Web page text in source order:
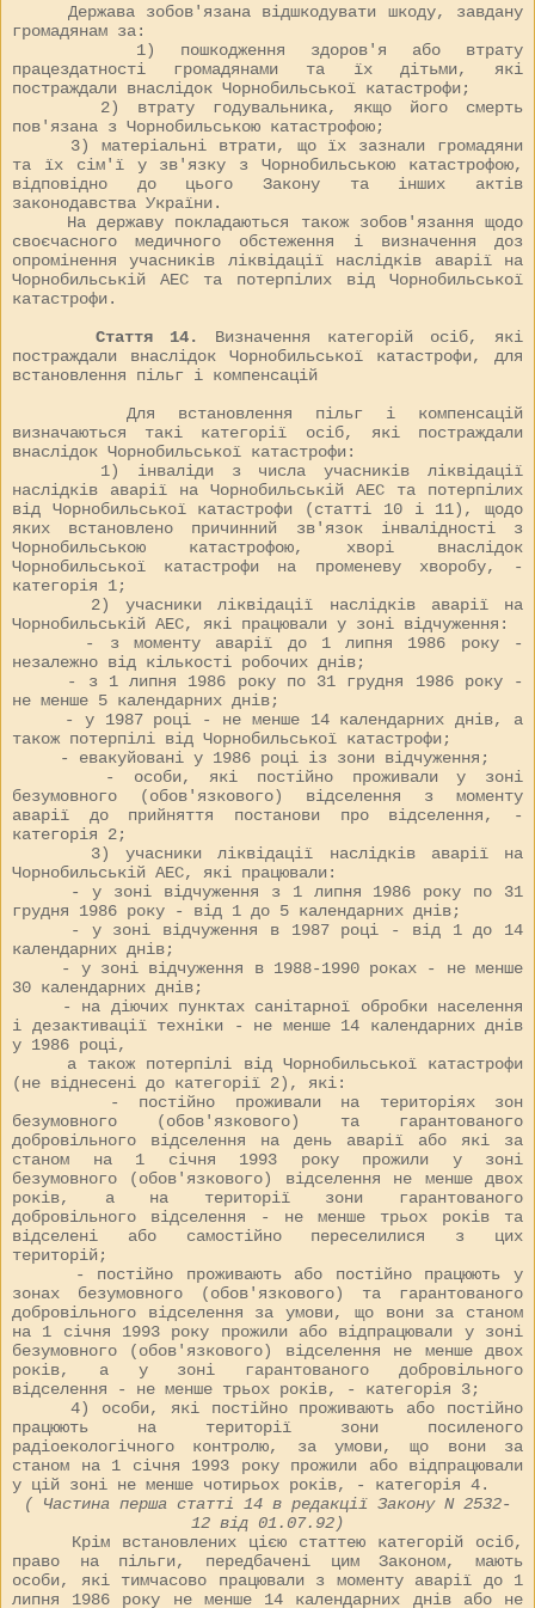
Держава зобов'язана відшкодувати шкоду, завдану
громадянам за:
1) пошкодження здоров'я або втрату
працездатності громадянами та їх дітьми, які
постраждали внаслідок Чорнобильської катастрофи;
2) втрату годувальника, якщо його смерть
пов'язана з Чорнобильською катастрофою;
3) матеріальні втрати, що їх зазнали громадяни
та їх сім'ї у зв'язку з Чорнобильською катастрофою,
відповідно до цього Закону та інших актів
законодавства України.
На державу покладаються також зобов'язання щодо
своєчасного медичного обстеження і визначення доз
опромінення учасників ліквідації наслідків аварії на
Чорнобильській АЕС та потерпілих від Чорнобильської
катастрофи.
Стаття 14.
Визначення категорій осіб, які
постраждали внаслідок Чорнобильської катастрофи, для
встановлення пільг і компенсацій
Для встановлення пільг і компенсацій
визначаються такі категорії осіб, які постраждали
внаслідок Чорнобильської катастрофи:
1) інваліди з числа учасників ліквідації
наслідків аварії на Чорнобильській АЕС та потерпілих
від Чорнобильської катастрофи (статті 10 і 11), щодо
яких встановлено причинний зв'язок інвалідності з
Чорнобильською катастрофою, хворі внаслідок
Чорнобильської катастрофи на променеву хворобу, -
категорія 1;
2) учасники ліквідації наслідків аварії на
Чорнобильській АЕС, які працювали у зоні відчуження:
- з моменту аварії до 1 липня 1986 року -
незалежно від кількості робочих днів;
- з 1 липня 1986 року по 31 грудня 1986 року -
не менше 5 календарних днів;
- у 1987 році - не менше 14 календарних днів, а
також потерпілі від Чорнобильської катастрофи;
- евакуйовані у 1986 році із зони відчуження;
- особи, які постійно проживали у зоні
безумовного (обов'язкового) відселення з моменту
аварії до прийняття постанови про відселення, -
категорія 2;
3) учасники ліквідації наслідків аварії на
Чорнобильській АЕС, які працювали:
- у зоні відчуження з 1 липня 1986 року по 31
грудня 1986 року - від 1 до 5 календарних днів;
- у зоні відчуження в 1987 році - від 1 до 14
календарних днів;
- у зоні відчуження в 1988-1990 роках - не менше
30 календарних днів;
- на діючих пунктах санітарної обробки населення
і дезактивації техніки - не менше 14 календарних днів
у 1986 році,
а також потерпілі від Чорнобильської катастрофи
(не віднесені до категорії 2), які:
- постійно проживали на територіях зон
безумовного (обов'язкового) та гарантованого
добровільного відселення на день аварії або які за
станом на 1 січня 1993 року прожили у зоні
безумовного (обов'язкового) відселення не менше двох
років, а на території зони гарантованого
добровільного відселення - не менше трьох років та
відселені або самостійно переселилися з цих
територій;
- постійно проживають або постійно працюють у
зонах безумовного (обов'язкового) та гарантованого
добровільного відселення за умови, що вони за станом
на 1 січня 1993 року прожили або відпрацювали у зоні
безумовного (обов'язкового) відселення не менше двох
років, а у зоні гарантованого добровільного
відселення - не менше трьох років, - категорія 3;
4) особи, які постійно проживають або постійно
працюють на території зони посиленого
радіоекологічного контролю, за умови, що вони за
станом на 1 січня 1993 року прожили або відпрацювали
у цій зоні не менше чотирьох років, - категорія 4.
( Частина перша статті 14 в редакції Закону N 2532-
12 від 01.07.92)
Крім встановлених цією статтею категорій осіб,
право на пільги, передбачені цим Законом, мають
особи, які тимчасово працювали з моменту аварії до 1
липня 1986 року не менше 14 календарних днів або не